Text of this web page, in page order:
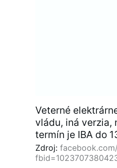
Veterné
vládu, iná verzia,
termín je IBA do
Zdroj: